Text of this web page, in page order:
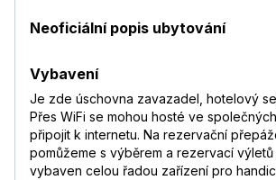
Neoficiální popis ubytování
Vybavení
Je zde úschovna zavazadel, hotelový
Přes WiFi se mohou hosté ve
připojit k internetu. Na rezervační
pomůžeme s výběrem a rezervací výletů
vybaven celou řadou zařízení pro